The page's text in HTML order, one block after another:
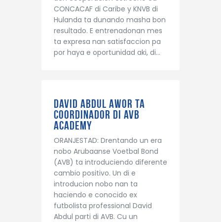
CONCACAF di Caribe y KNVB di
Hulanda ta dunando masha bon
resultado. E entrenadonan mes
ta expresa nan satisfaccion pa
por haya e oportunidad aki, di…
David Abdul awor ta
coordinador di AVB
Academy
ORANJESTAD: Drentando un era
nobo Arubaanse Voetbal Bond
(AVB) ta introduciendo diferente
cambio positivo. Un di e
introducion nobo nan ta
haciendo e conocido ex
futbolista professional David
Abdul parti di AVB. Cu un